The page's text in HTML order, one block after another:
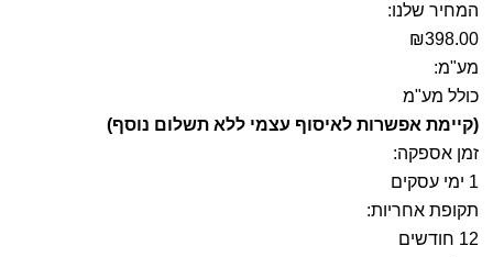
המחיר שלנו:
₪398.00
מע"מ:
כולל מע"מ
(קיימת אפשרות לאיסוף עצמי ללא תשלום נוסף)
זמן אספקה:
1 ימי עסקים
תקופת אחריות:
12 חודשים